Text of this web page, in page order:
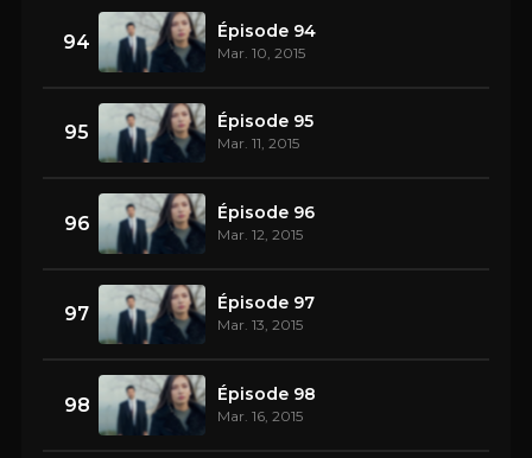
94 Épisode 94
Mar. 10, 2015
95 Épisode 95
Mar. 11, 2015
96 Épisode 96
Mar. 12, 2015
97 Épisode 97
Mar. 13, 2015
98 Épisode 98
Mar. 16, 2015